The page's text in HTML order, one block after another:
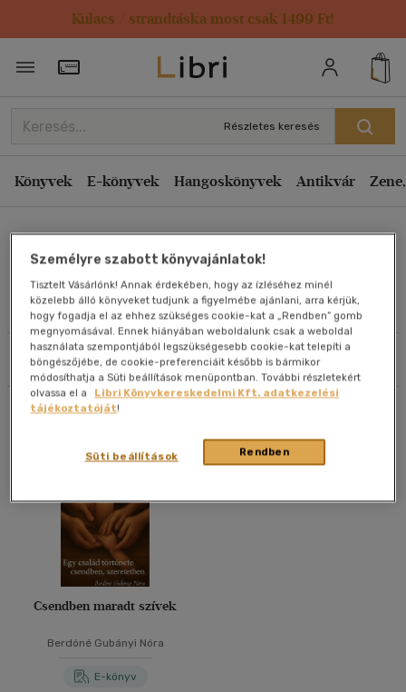
Kulacs / strandtáska most csak 1499 Ft!
Törzsvásárlói Kártya adatai
Részletes keresés
Könyvek E-könyvek Hangoskönyvek Antikvár
Berdóné Gubányi Nóra
Művei
Szűrés Rendezés
Rendezés
Kiadás éve szerint csökkenő
Ár szerint csökkenő
Eladott darabszám szerint csökkenő
Eladott darabszám szerint növekvő
Cím szerint A-Z
Szerző szerint A-Z
Megjelenítés
20 db / oldal
Alkalmaz
Csendben maradt szívek
Berdóné Gubányi Nóra
E-könyv
Személyre szabott könyvajánlatok!
Tisztelt Vásárlónk! Annak érdekében, hogy az ízléséhez minél
közelebb álló könyveket tudjunk a figyelmébe ajánlani, arra kérjük,
hogy fogadja el az ehhez szükséges cookie-kat a „Rendben” gomb
megnyomásával. Ennek hiányában weboldalunk csak a weboldal
használata szempontjából legszükségesebb cookie-kat telepíti a
böngészőjébe, de cookie-preferenciáit később is bármikor
módosíthatja a Süti beállítások menüpontban. További részletekért
olvassa el a
Libri Könyvkereskedelmi Kft. adatkezelési
tájékoztatóját!
Rendben
Süti beállítások